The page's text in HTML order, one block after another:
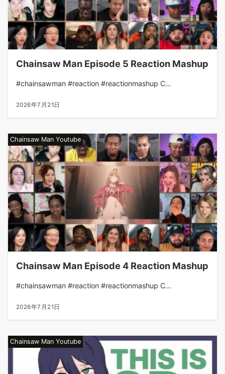
Chainsaw Man Episode 5 Reaction Mashup
#chainsawman #reaction #reactionmashup C...
2026年7月21日
Chainsaw Man Youtube
Chainsaw Man Episode 4 Reaction Mashup
#chainsawman #reaction #reactionmashup C...
2026年7月21日
Chainsaw Man Youtube